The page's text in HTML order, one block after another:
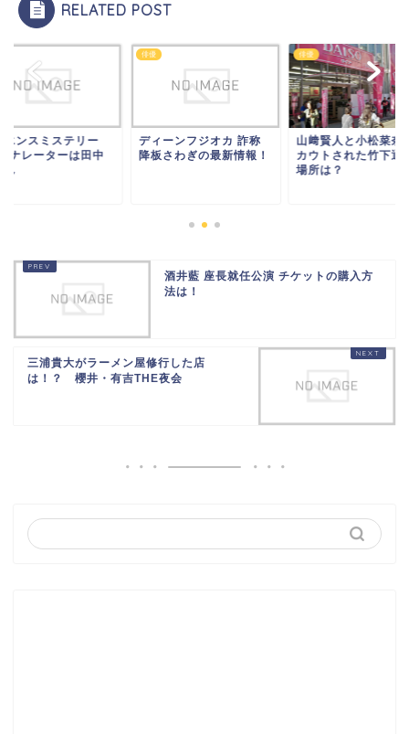
RELATED POST
エンスミステリー
ナレーターは田中
ん
俳優
ディーンフジオカ 詐称
降板さわぎの最新情報！
俳優
山﨑賢人と小松菜奈
カウトされた竹下通
場所は？
酒井藍 座長就任公演 チケットの購入方
法は！
三浦貴大がラーメン屋修行した店
は！？ 櫻井・有吉THE夜会